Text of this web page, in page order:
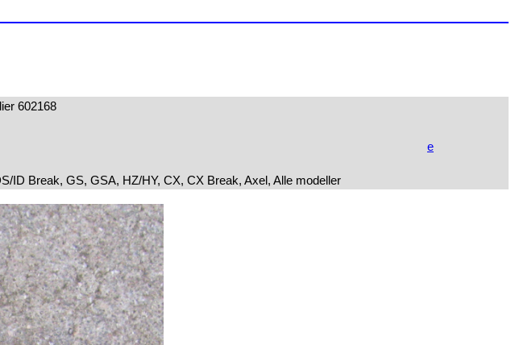
602168
e
ID Break, GS, GSA, HZ/HY, CX, CX Break, Axel, Alle modeller